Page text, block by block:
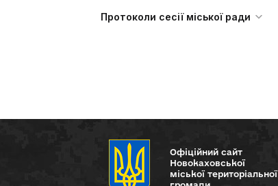
Протоколи сесії міської ради
Офіційний сайт
Новокаховської
міської територіальної